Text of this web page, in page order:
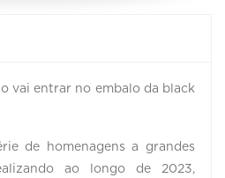
vai entrar no embalo da black
de homenagens a grandes
ao longo de 2023,